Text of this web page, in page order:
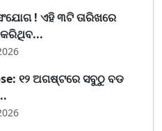
! ଏହି ୩ଟି ତାରିଖରେ
୧୨ ଅଗଷ୍ଟରେ ସବୁଠୁ ବଡ